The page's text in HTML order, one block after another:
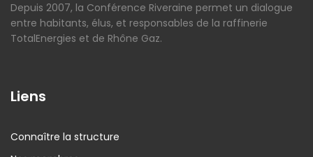
Depuis 2007, la Conférence Riveraine permet un dialogue
entre habitants, élus, et responsables de la raffinerie
TotalEnergies et de Rhône Gaz.
Liens
Connaître la structure